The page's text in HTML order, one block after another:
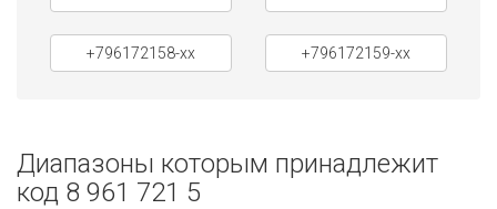
+796172158-xx +796172159-xx
Диапазоны которым принадлежит
код 8 961 721 5